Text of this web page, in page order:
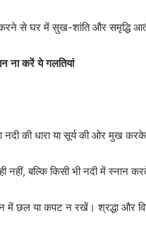
से घर में सुख-शांति और समृद्धि आती
ना करें ये गलतियां
की धारा या सूर्य की ओर मुख
नहीं, बल्कि किसी भी नदी में स्नान
छल या कपट न रखें। श्रद्धा और